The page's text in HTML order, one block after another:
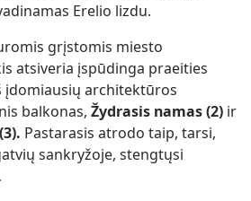
Erelio lizdu.
grįstomis miesto
atsiveria įspūdinga praeities
įdomiausių architektūros
balkonas, Žydrasis namas (2) ir
Pastarasis atrodo taip, tarsi,
sankryžoje, stengtųsi